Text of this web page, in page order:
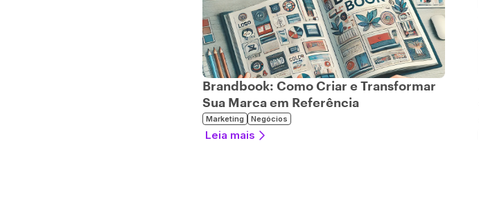
Brandbook: Como Criar e Transformar
Sua Marca em Referência
Marketing Negócios
Leia mais